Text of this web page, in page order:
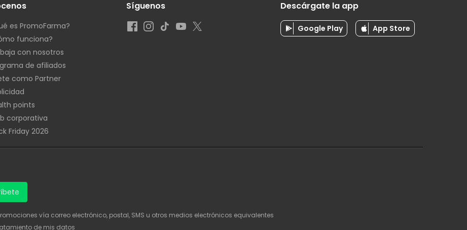
es PromoFarma?
funciona?
con nosotros
de afiliados
como Partner
points
corporativa
Friday 2026
Síguenos Descárgate la app
Google Play App Store
vía correo electrónico, postal, SMS u otros medios electrónicos equivalentes
de mis datos